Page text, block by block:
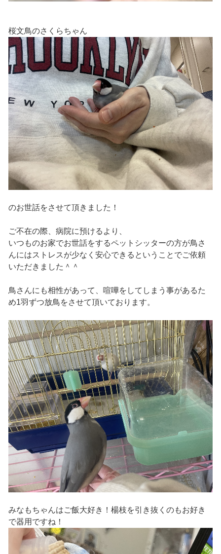
桜文鳥のさくらちゃん
のお世話をさせて頂きました！
ご不在の際、病院に預けるより、
いつものお家でお世話をするペットシッターの方が鳥さ
んにはストレスが少なく安心できるということでご依頼
いただきました＾＾
鳥さんにも相性があって、喧嘩をしてしまう事があるた
め1羽ずつ放鳥をさせて頂いております。
みなもちゃんはご飯大好き！楊枝を引き抜くのもお好き
で器用ですね！